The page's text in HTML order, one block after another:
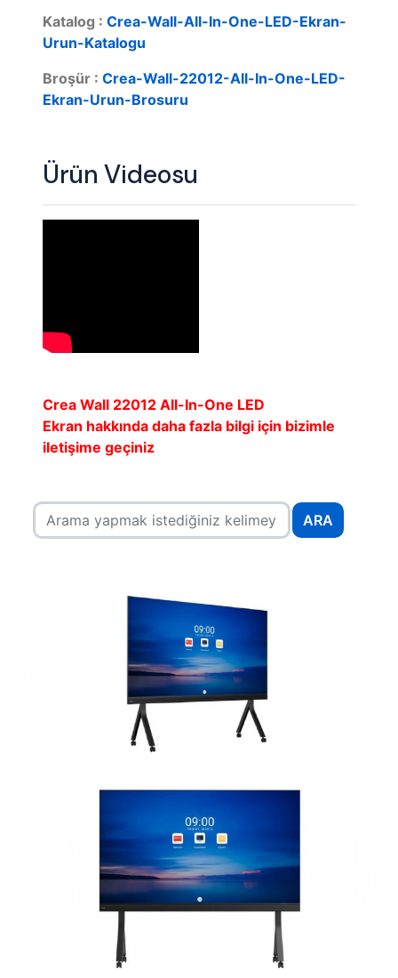
Katalog : Crea-Wall-All-In-One-LED-Ekran-
Urun-Katalogu
Broşür : Crea-Wall-22012-All-In-One-LED-
Ekran-Urun-Brosuru
Ürün Videosu
Crea Wall 22012 All-In-One LED
Ekran hakkında daha fazla bilgi için bizimle
iletişime geçiniz
ARA